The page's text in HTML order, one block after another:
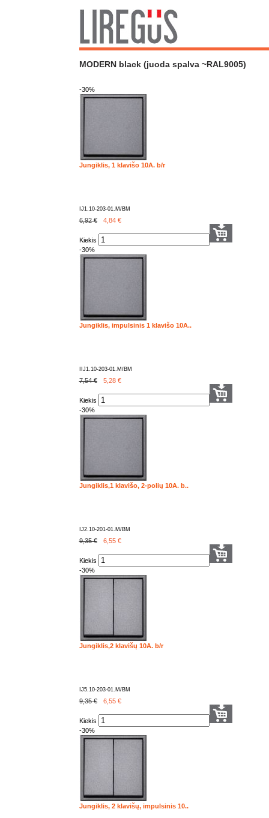
MODERN black (juoda spalva ~RAL9005)
-30%
Jungiklis, 1 klavišo 10A. b/r
IJ1.10-203-01.M/BM
6,92 € 4,84 €
Kiekis
-30%
Jungiklis, impulsinis 1 klavišo 10A..
IIJ1.10-203-01.M/BM
7,54 € 5,28 €
Kiekis
-30%
Jungiklis,1 klavišo, 2-polių 10A. b..
IJ2.10-201-01.M/BM
9,35 € 6,55 €
Kiekis
-30%
Jungiklis,2 klavišų 10A. b/r
IJ5.10-203-01.M/BM
9,35 € 6,55 €
Kiekis
-30%
Jungiklis, 2 klavišų, impulsinis 10..